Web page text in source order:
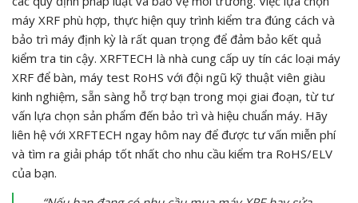
máy XRF phù hợp, thực hiện quy trình kiểm tra đúng cách và
bảo trì máy định kỳ là rất quan trọng để đảm bảo kết quả
kiểm tra tin cậy. XRFTECH là nhà cung cấp uy tín các loại máy
XRF để bàn, máy test RoHS với đội ngũ kỹ thuật viên giàu
kinh nghiệm, sẵn sàng hỗ trợ bạn trong mọi giai đoạn, từ tư
vấn lựa chọn sản phẩm đến bảo trì và hiệu chuẩn máy. Hãy
liên hệ với XRFTECH ngay hôm nay để được tư vấn miễn phí
và tìm ra giải pháp tốt nhất cho nhu cầu kiểm tra RoHS/ELV
của bạn.